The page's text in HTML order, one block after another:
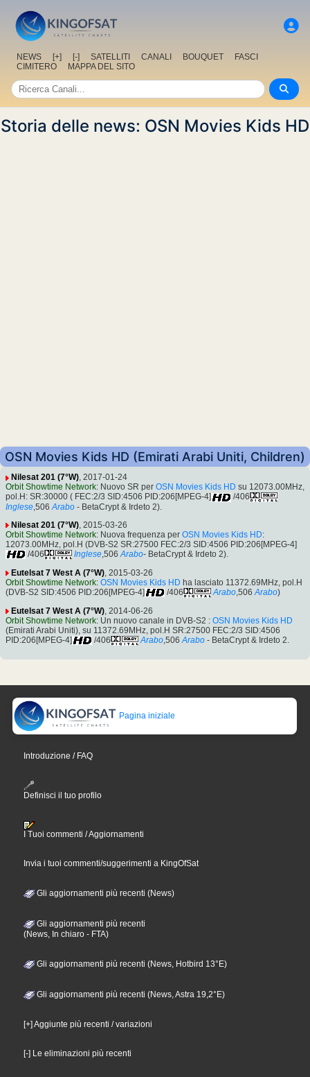
NEWS [+] [-] SATELLITI CANALI BOUQUET
FASCI
CIMITERO
MAPPA DEL SITO
Storia delle news: OSN Movies Kids HD
OSN Movies Kids HD (Emirati Arabi Uniti, Children)
Nilesat 201 (7°W), 2017-01-24
Orbit Showtime Network: Nuovo SR per OSN Movies Kids HD su 12073.00MHz,
pol.H: SR:30000 ( FEC:2/3 SID:4506 PID:206[MPEG-4]
/406
Inglese,506 Arabo - BetaCrypt & Irdeto 2).
Nilesat 201 (7°W), 2015-03-26
Orbit Showtime Network: Nuova frequenza per OSN Movies Kids HD:
12073.00MHz, pol.H (DVB-S2 SR:27500 FEC:2/3 SID:4506 PID:206[MPEG-4]
/406
Inglese,506 Arabo- BetaCrypt & Irdeto 2).
Eutelsat 7 West A (7°W), 2015-03-26
Orbit Showtime Network: OSN Movies Kids HD ha lasciato 11372.69MHz, pol.H
(DVB-S2 SID:4506 PID:206[MPEG-4]
/406 Arabo,506 Arabo)
Eutelsat 7 West A (7°W) , 2014-06-26
Orbit Showtime Network: Un nuovo canale in DVB-S2 : OSN Movies Kids HD
(Emirati Arabi Uniti), su 11372.69MHz, pol.H SR:27500 FEC:2/3 SID:4506
PID:206[MPEG-4]
/406 Arabo ,506 Arabo - BetaCrypt & Irdeto 2.
Pagina iniziale
Introduzione / FAQ
Definisci il tuo profilo
I Tuoi commenti / Aggiornamenti
Invia i tuoi commenti/suggerimenti a KingOfSat
Gli aggiornamenti più recenti (News)
Gli aggiornamenti più recenti
(News, In chiaro - FTA)
Gli aggiornamenti più recenti (News, Hotbird 13°E)
Gli aggiornamenti più recenti (News, Astra 19,2°E)
[+] Aggiunte più recenti / variazioni
[-] Le eliminazioni più recenti